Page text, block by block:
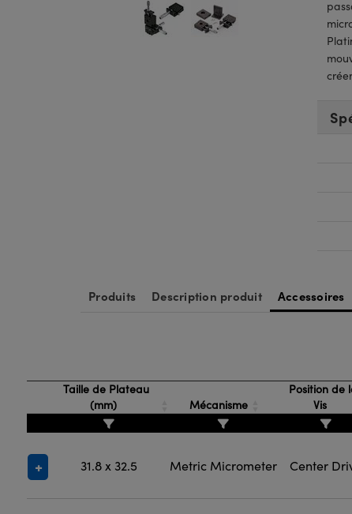
Produits Description produit Accessoires
Taille de Plateau
(mm)
Mécanisme
Position de
Vis
31.8 x 32.5 Metric Micrometer Center